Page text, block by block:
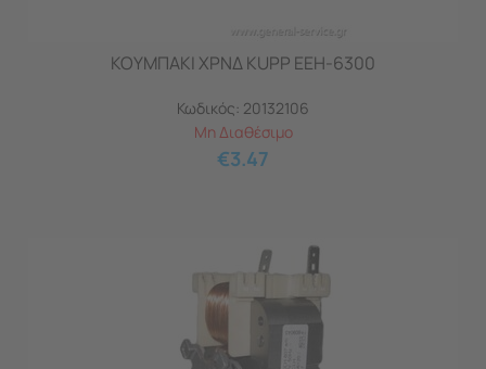
ΚΟΥΜΠΑΚΙ ΧΡΝΔ KUPP EEH-6300
Κωδικός: 20132106
Μη Διαθέσιμο
€3.47